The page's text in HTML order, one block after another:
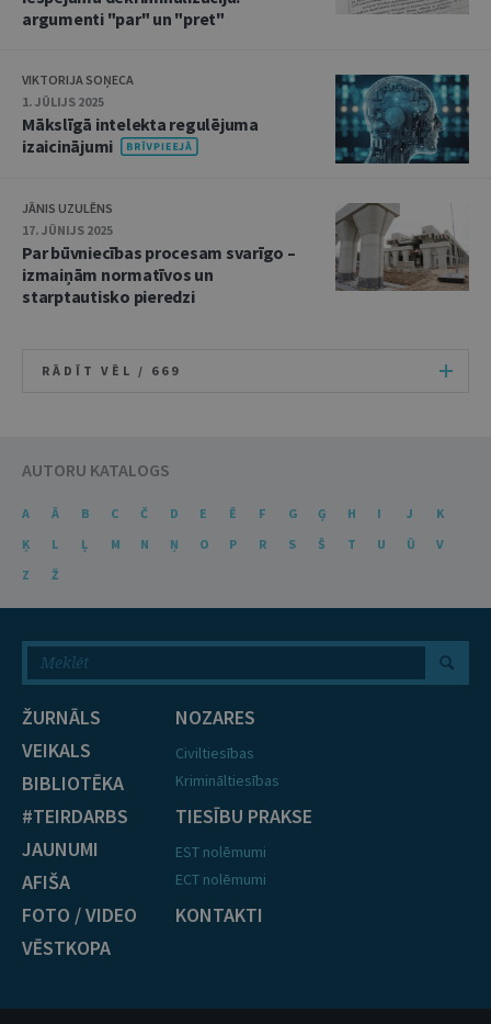
argumenti "par" un "pret"
VIKTORIJA SOŅECA
1. JŪLIJS 2025
Mākslīgā intelekta regulējuma
izaicinājumi
JĀNIS UZULĒNS
17. JŪNIJS 2025
Par būvniecības procesam svarīgo –
izmaiņām normatīvos un
starptautisko pieredzi
RĀDĪT VĒL / 669
AUTORU KATALOGS
A Ā B C Č D E Ē F G Ģ H I J
K
Ķ
L Ļ M N Ņ O P R S Š T U Ū
V
Z
Ž
ŽURNĀLS
VEIKALS
BIBLIOTĒKA
#TEIRDARBS
JAUNUMI
AFIŠA
FOTO / VIDEO
VĒSTKOPA
NOZARES
Civiltiesības
Krimināltiesības
TIESĪBU PRAKSE
EST nolēmumi
ECT nolēmumi
KONTAKTI